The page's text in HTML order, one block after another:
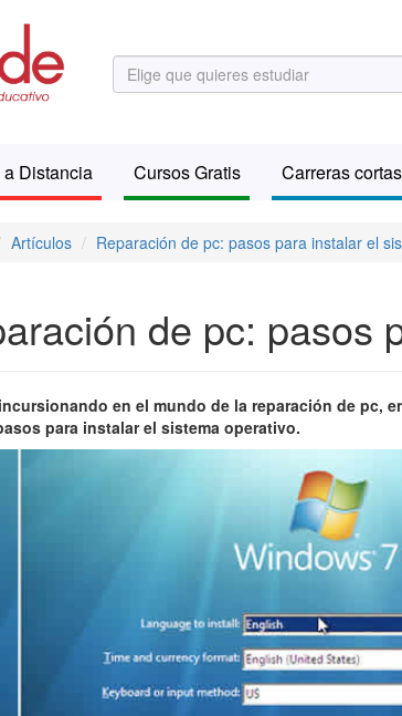
Distancia Cursos Gratis Carreras cortas
Artículos Reparación de pc: pasos para instalar el
de pc: pasos
en el mundo de la reparación de pc,
para instalar el sistema operativo.